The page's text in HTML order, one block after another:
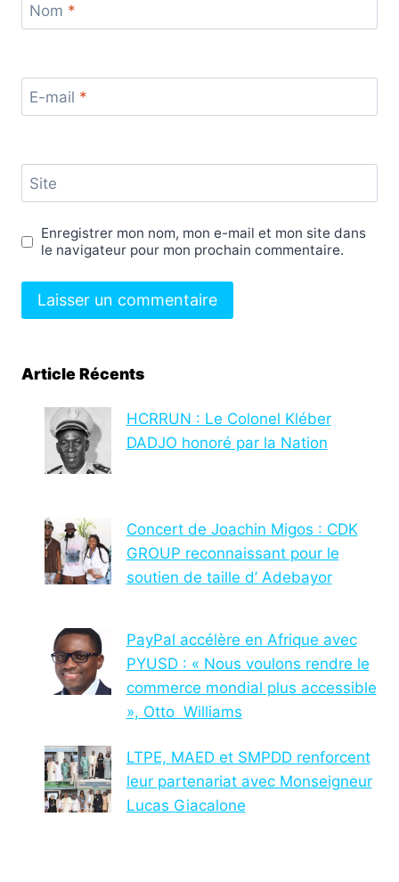
Nom *
E-mail *
Site
Enregistrer mon nom, mon e-mail et mon site dans
le navigateur pour mon prochain commentaire.
Article Récents
HCRRUN : Le Colonel Kléber
DADJO honoré par la Nation
Concert de Joachin Migos : CDK
GROUP reconnaissant pour le
soutien de taille d’ Adebayor
PayPal accélère en Afrique avec
PYUSD : « Nous voulons rendre le
commerce mondial plus accessible
», Otto Williams
LTPE, MAED et SMPDD renforcent
leur partenariat avec Monseigneur
Lucas Giacalone